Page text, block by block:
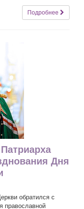
Подробнее
Дня
обратился с
православной